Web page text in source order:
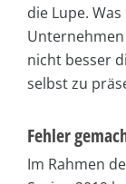
die Lupe.
nicht besser
selbst zu
Fehler
Im Rahmen